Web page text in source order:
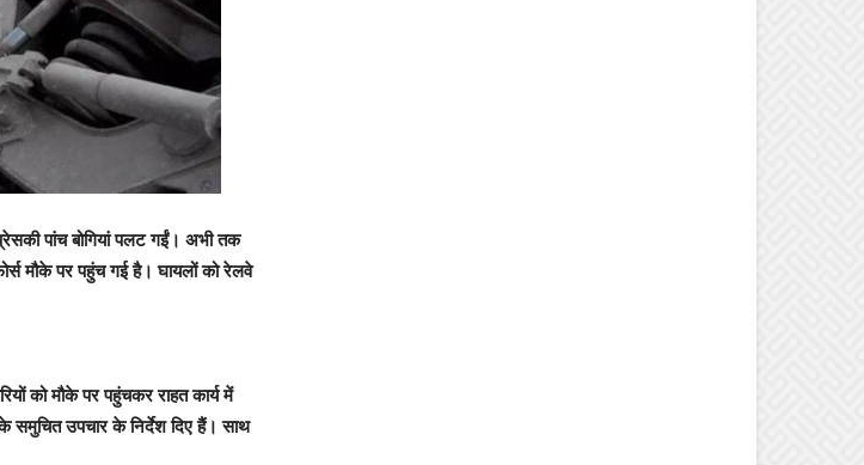
पांच बोगियां पलट गईं। अभी तक
मौके पर पहुंच गई है। घायलों को रेलवे
को मौके पर पहुंचकर राहत कार्य में
समुचित उपचार के निर्देश दिए हैं। साथ